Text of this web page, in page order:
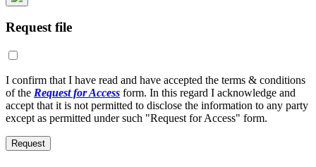
Request file
I confirm that I have read and have accepted the terms & conditions
of the Request for Access form. In this regard I acknowledge and
accept that it is not permitted to disclose the information to any party
except as permitted under such "Request for Access" form.
Request